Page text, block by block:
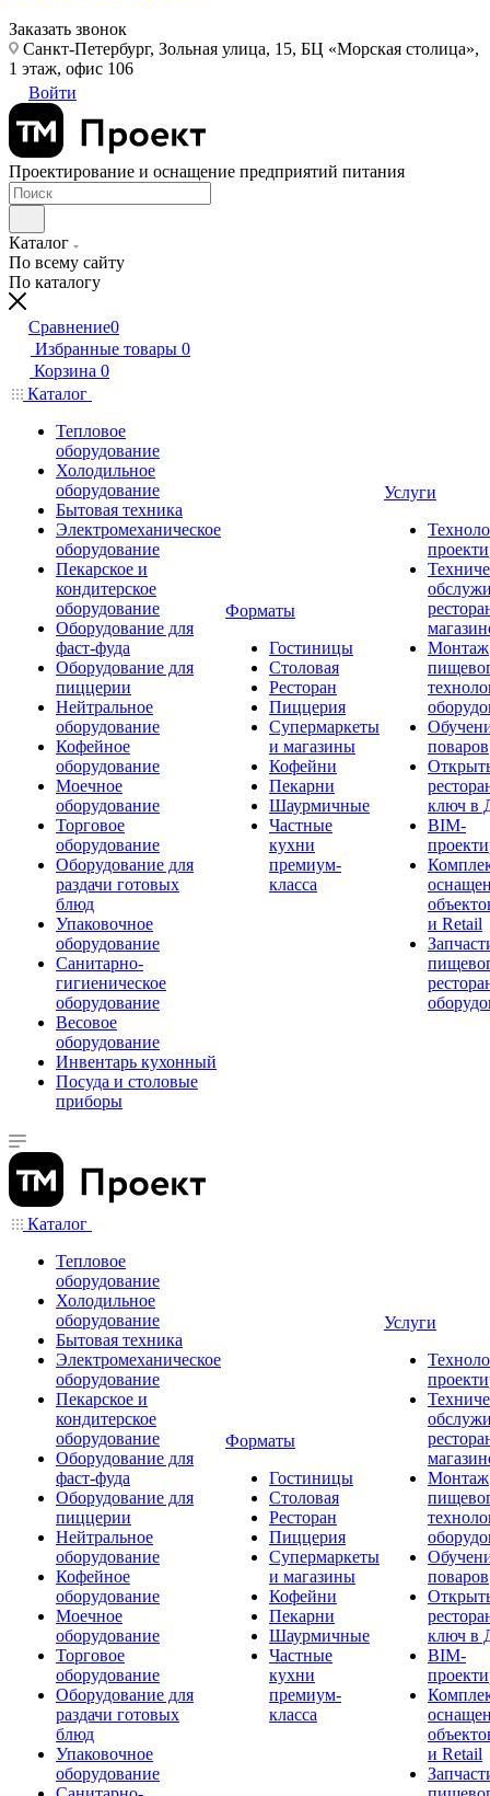
Заказать звонок
Санкт-Петербург, Зольная улица, 15, БЦ «Морская столица»,
1 этаж, офис 106
Войти
Проектирование и оснащение предприятий питания
Каталог
По всему сайту
По каталогу
Сравнение0
Избранные товары 0
Корзина 0
Каталог
Тепловое
оборудование
Холодильное
оборудование
Бытовая техника
Электромеханическое
оборудование
Пекарское и
кондитерское
оборудование
Оборудование для
фаст-фуда
Оборудование для
пиццерии
Нейтральное
оборудование
Кофейное
оборудование
Моечное
оборудование
Торговое
оборудование
Оборудование для
раздачи готовых
блюд
Упаковочное
оборудование
Санитарно-
гигиеническое
оборудование
Весовое
оборудование
Инвентарь кухонный
Посуда и столовые
приборы
Форматы
Гостиницы
Столовая
Ресторан
Пиццерия
Супермаркеты
и магазины
Кофейни
Пекарни
Шаурмичные
Частные
кухни
премиум-
класса
Услуги
Монтаж
поваров
ключ в
BIM-
и Retail
Каталог
Тепловое
оборудование
Холодильное
оборудование
Бытовая техника
Электромеханическое
оборудование
Пекарское и
кондитерское
оборудование
Оборудование для
фаст-фуда
Оборудование для
пиццерии
Нейтральное
оборудование
Кофейное
оборудование
Моечное
оборудование
Торговое
оборудование
Оборудование для
раздачи готовых
блюд
Упаковочное
оборудование
Форматы
Гостиницы
Столовая
Ресторан
Пиццерия
Супермаркеты
и магазины
Кофейни
Пекарни
Шаурмичные
Частные
кухни
премиум-
класса
Услуги
Монтаж
поваров
ключ в
BIM-
и Retail